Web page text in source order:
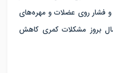
فشار روی عضلات و مهره‌های
بروز مشکلات کمری کاهش